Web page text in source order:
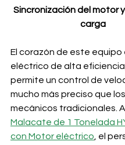
Sincronización del motor
carga
El corazón de este equipo
eléctrico de alta
permite un control de
mucho más preciso que
mecánicos tradicionales.
Malacate de 1 Tonelada
con Motor eléctrico , el